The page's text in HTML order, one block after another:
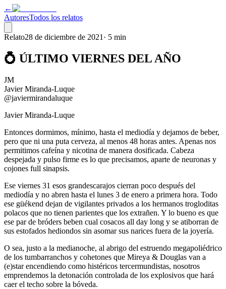
←
AutoresTodos los relatos
Relato28 de diciembre de 2021 · 5 min
💍 ÚLTIMO VIERNES DEL AÑO
JM
Javier Miranda-Luque
@javiermirandaluque
Javier Miranda-Luque
Entonces dormimos, mínimo, hasta el mediodía y dejamos de beber,
pero que ni una puta cerveza, al menos 48 horas antes. Apenas nos
permitimos cafeína y nicotina de manera dosificada. Cabeza
despejada y pulso firme es lo que precisamos, aparte de neuronas y
cojones full sinapsis.
Ese viernes 31 esos grandescarajos cierran poco después del
mediodía y no abren hasta el lunes 3 de enero a primera hora. Todo
ese güékend dejan de vigilantes privados a los hermanos trogloditas
polacos que no tienen parientes que los extrañen. Y lo bueno es que
ese par de bróders beben cual cosacos all day long y se atiborran de
sus estofados hediondos sin asomar sus narices fuera de la joyería.
O sea, justo a la medianoche, al abrigo del estruendo megapoliédrico
de los tumbarranchos y cohetones que Mireya & Douglas van a
(e)star encendiendo como histéricos tercermundistas, nosotros
emprendemos la detonación controlada de los explosivos que hará
caer el techo sobre la bóveda.